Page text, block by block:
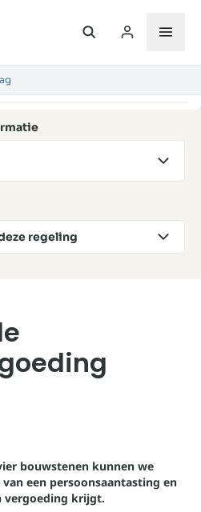
regeling
bouwstenen kunnen we
een persoonsaantasting en
vergoeding krijgt.